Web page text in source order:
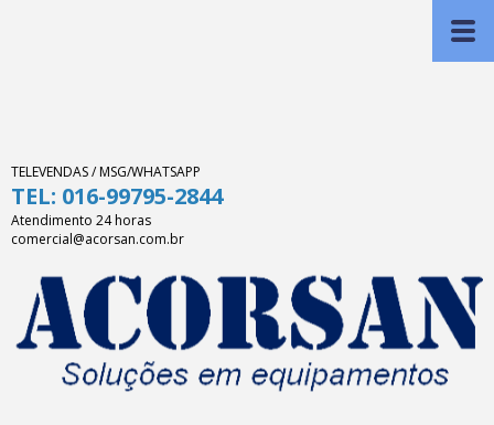
TELEVENDAS / MSG/WHATSAPP
TEL: 016-99795-2844
Atendimento 24 horas
comercial@acorsan.com.br